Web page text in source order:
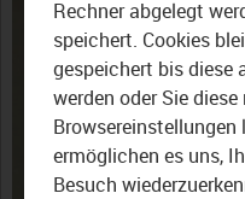
Rechner abgelegt
speichert. Cookies
gespeichert bis
werden oder Sie
Browsereinstellungen
ermöglichen es uns,
Besuch